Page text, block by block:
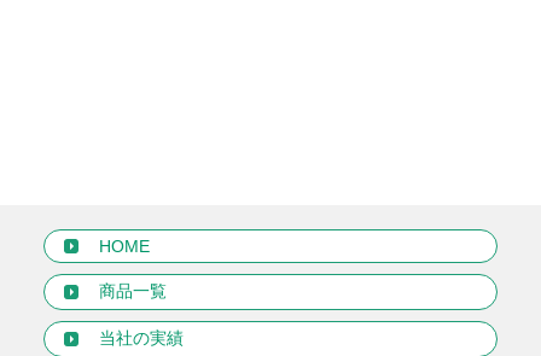
HOME
商品一覧
当社の実績